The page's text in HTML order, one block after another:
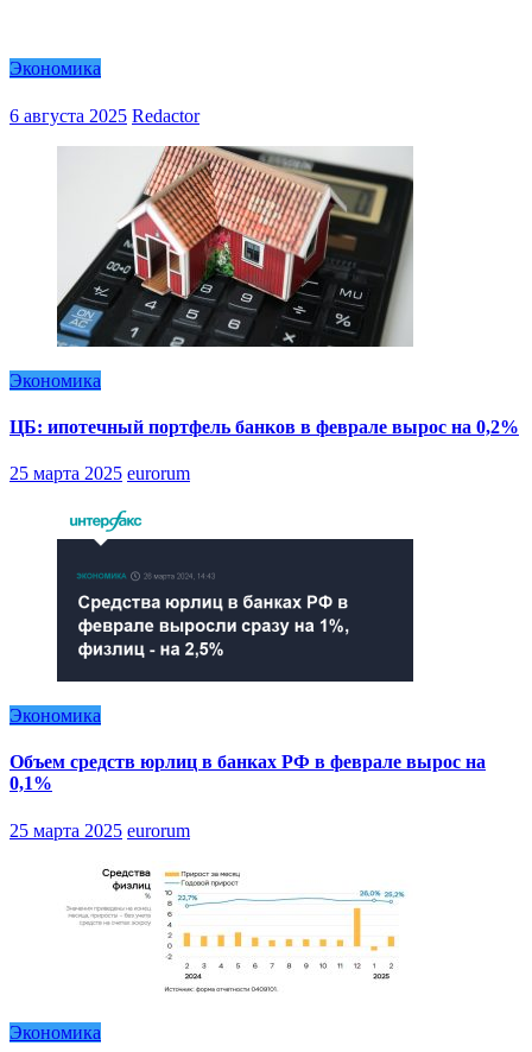
Экономика
6 августа 2025 Redactor
Экономика
ЦБ: ипотечный портфель банков в феврале вырос на 0,2%
25 марта 2025 eurorum
Экономика
Объем средств юрлиц в банках РФ в феврале вырос на
0,1%
25 марта 2025 eurorum
Экономика